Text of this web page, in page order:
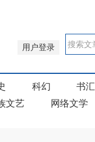
用户登录
科幻 书汇
文艺 网络文学